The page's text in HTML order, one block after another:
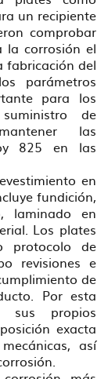
un recipiente
comprobar
la corrosión el
fabricación del
parámetros
para los
de
las
825 en las
en
fundición,
laminado en
Los plates
protocolo de
revisiones e
de
Por esta
sus propios
exacta
así